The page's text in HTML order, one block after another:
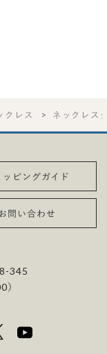
クレス ネックレス
ッピングガイド
問い合わせ
345
）